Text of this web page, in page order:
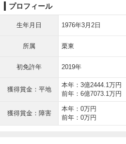
プロフィール
生年月日 1976年3月2日
所属 栗東
初免許年 2019年
獲得賞金：平地
本年：3億2444.1万円
前年：6億7073.1万円
獲得賞金：障害
本年：0万円
前年：0万円